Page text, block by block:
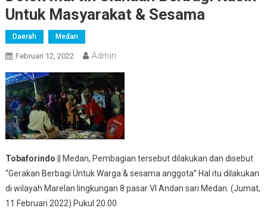
Untuk Masyarakat & Sesama
Daerah Medan
Februari 12, 2022 Admin
Tobaforindo || Medan, Pembagian tersebut dilakukan dan disebut
“Gerakan Berbagi Untuk Warga & sesama anggota” Hal itu dilakukan
di wilayah Marelan lingkungan 8 pasar VI Andan sari Medan. (Jumat,
11 Februari 2022) Pukul 20.00